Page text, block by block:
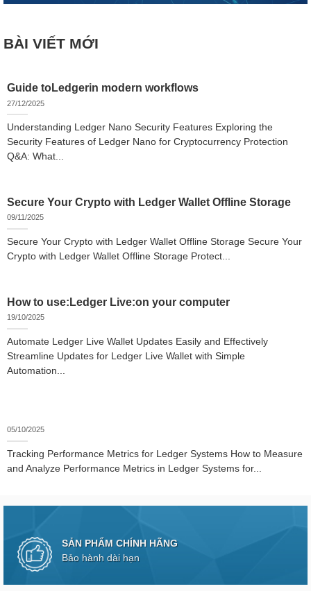
BÀI VIẾT MỚI
Guide toLedgerin modern workflows
27/12/2025
Understanding Ledger Nano Security Features Exploring the
Security Features of Ledger Nano for Cryptocurrency Protection
Q&A: What...
Secure Your Crypto with Ledger Wallet Offline Storage
09/11/2025
Secure Your Crypto with Ledger Wallet Offline Storage Secure Your
Crypto with Ledger Wallet Offline Storage Protect...
How to use:Ledger Live:on your computer
19/10/2025
Automate Ledger Live Wallet Updates Easily and Effectively
Streamline Updates for Ledger Live Wallet with Simple
Automation...
05/10/2025
Tracking Performance Metrics for Ledger Systems How to Measure
and Analyze Performance Metrics in Ledger Systems for...
SẢN PHẨM CHÍNH HÃNG
Bảo hành dài hạn